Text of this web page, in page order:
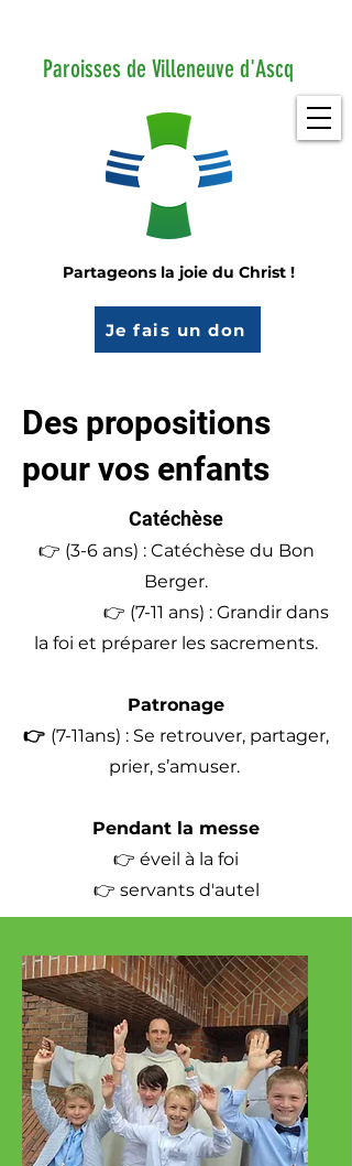
Paroisses de Villeneuve d'Ascq
Partageons la joie du Christ !
Je fais un don
Des propositions
pour vos enfants
Catéchèse
👉 (3-6 ans) : Catéchèse du Bon
Berger.
👉 (7-11 ans) : Grandir dans
la foi et préparer les sacrements.
Patronage
👉 (7-11ans) : Se retrouver, partager,
prier, s’amuser.
​Pendant la messe
👉 éveil à la foi
👉 servants d'autel